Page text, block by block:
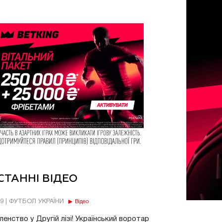
ВІДЕО
| ФУТБОЛ УКРАЇНИ Відео
у Другій лізі! Український воротар